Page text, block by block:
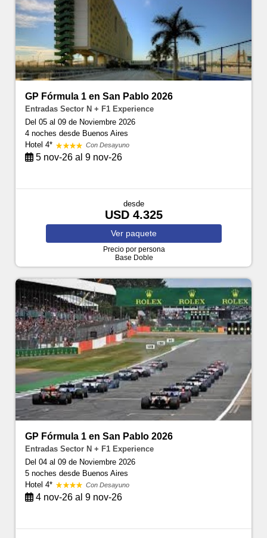
GP Fórmula 1 en San Pablo 2026
Entradas Sector N + F1 Experience
Del 05 al 09 de Noviembre 2026
4 nochesdesde Buenos Aires
Hotel 4*
Con Desayuno
5 nov-26 al 9 nov-26
desde
USD 4.325
Ver paquete
Precio por persona
Base Doble
GP Fórmula 1 en San Pablo 2026
Entradas Sector N + F1 Experience
Del 04 al 09 de Noviembre 2026
5 nochesdesde Buenos Aires
Hotel 4*
Con Desayuno
4 nov-26 al 9 nov-26